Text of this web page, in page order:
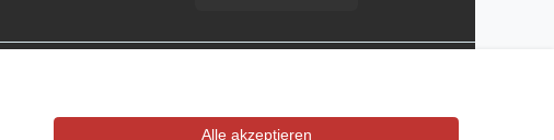
Alle akzeptieren